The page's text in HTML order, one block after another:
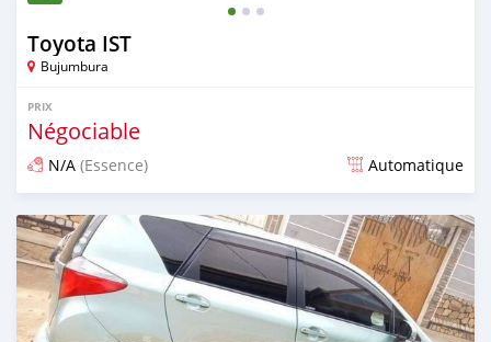
Toyota IST
Bujumbura
PRIX
Négociable
N/A (Essence) Automatique
Publié il y a plus de 3 ans